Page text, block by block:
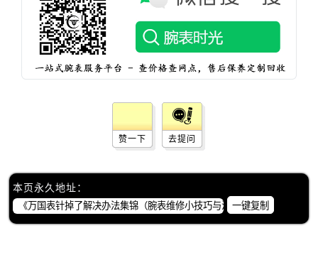
赞一下 去提问
本页永久地址：
一键复制